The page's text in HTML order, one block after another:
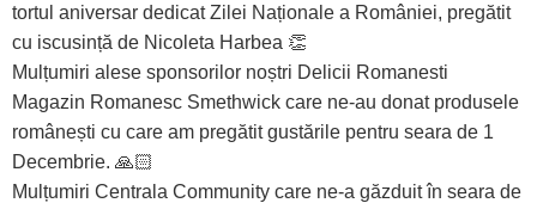
tortul aniversar dedicat Zilei Naționale a României, pregătit
cu iscusință de Nicoleta Harbea 👏
Mulțumiri alese sponsorilor noștri Delicii Romanesti
Magazin Romanesc Smethwick care ne-au donat produsele
românești cu care am pregătit gustările pentru seara de 1
Decembrie. 🙏🏻
Mulțumiri Centrala Community care ne-a găzduit în seara de